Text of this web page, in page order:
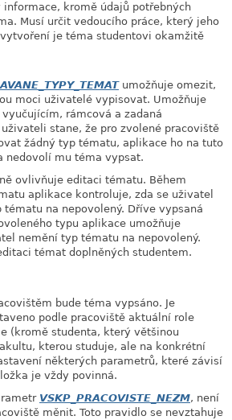
informace, kromě údajů potřebných
Musí určit vedoucího práce, který jeho
je téma studentovi okamžitě
umožňuje omezit,
moci uživatelé vypisovat. Umožňuje
rámcová a zadaná
stane, že pro zvolené pracoviště
žádný typ tématu, aplikace ho na tuto
nedovolí mu téma vypsat.
ovlivňuje editaci tématu. Během
aplikace kontroluje, zda se uživatel
na nepovolený. Dříve vypsaná
typu aplikace umožňuje
nemění typ tématu na nepovolený.
témat doplněných studentem.
bude téma vypsáno. Je
podle pracoviště aktuální role
(kromě studenta, který většinou
kterou studuje, ale na konkrétní
některých parametrů, které závisí
je vždy povinná.
VSKP_PRACOVISTE_NEZM, není
měnit. Toto pravidlo se nevztahuje